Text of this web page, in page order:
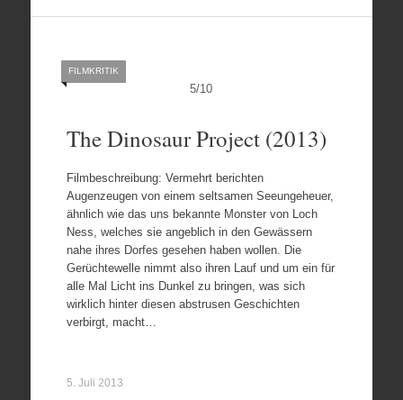
5/10
FILMKRITIK
The Dinosaur Project (2013)
Filmbeschreibung: Vermehrt berichten
Augenzeugen von einem seltsamen Seeungeheuer,
ähnlich wie das uns bekannte Monster von Loch
Ness, welches sie angeblich in den Gewässern
nahe ihres Dorfes gesehen haben wollen. Die
Gerüchtewelle nimmt also ihren Lauf und um ein für
alle Mal Licht ins Dunkel zu bringen, was sich
wirklich hinter diesen abstrusen Geschichten
verbirgt, macht…
5. Juli 2013